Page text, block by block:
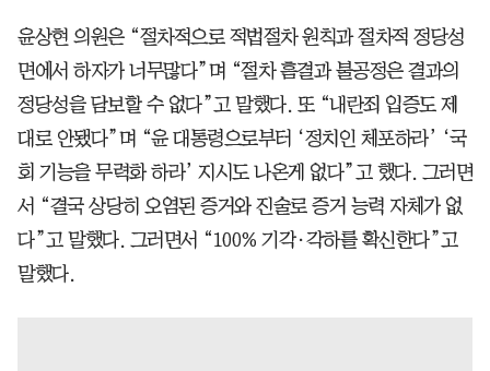
윤상현 의원은 “절차적으로 적법절차 원칙과 절차적 정당성
면에서 하자가 너무많다”며 “절차 흠결과 불공정은 결과의
정당성을 담보할 수 없다”고 말했다. 또 “내란죄 입증도 제
대로 안됐다”며 “윤 대통령으로부터 ‘정치인 체포하라’ ‘국
회 기능을 무력화 하라’ 지시도 나온게 없다”고 했다. 그러면
서 “결국 상당히 오염된 증거와 진술로 증거 능력 자체가 없
다”고 말했다. 그러면서 “100% 기각·각하를 확신한다”고
말했다.